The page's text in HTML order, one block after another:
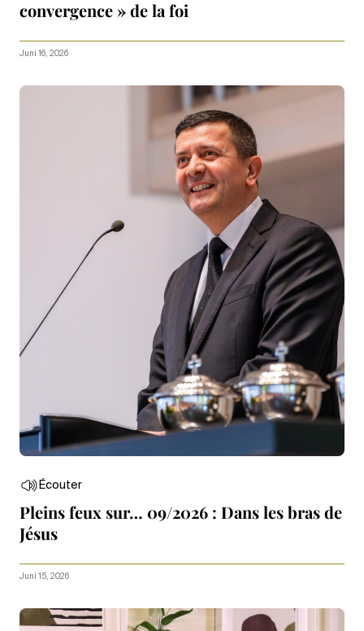
convergence » de la foi
Juni 16, 2026
Écouter
Pleins feux sur… 09/2026 : Dans les bras de
Jésus
Juni 15, 2026